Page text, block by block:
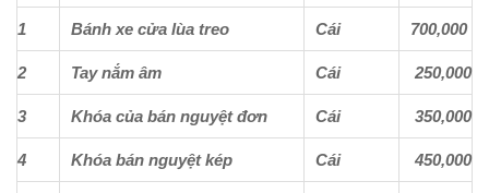
1 Bánh xe cửa lùa treo Cái 700,000
2 Tay nắm âm Cái 250,000
3 Khóa của bán nguyệt đơn Cái 350,000
4 Khóa bán nguyệt kép Cái 450,000